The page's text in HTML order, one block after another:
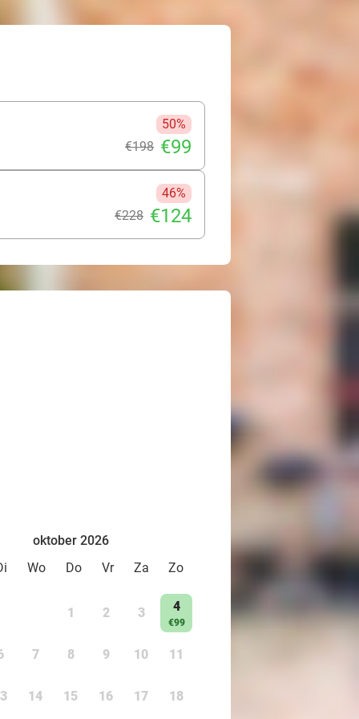
50%
€198 €99
46%
€228 €124
oktober 2026
Wo Do Vr Za Zo
1 2 3 4
€99
7 8 9 10 11
14 15 16 17 18